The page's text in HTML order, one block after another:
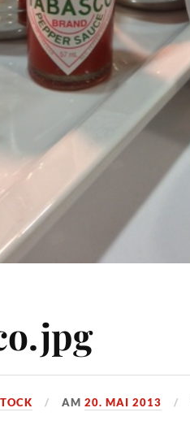
AM20. MAI 2013